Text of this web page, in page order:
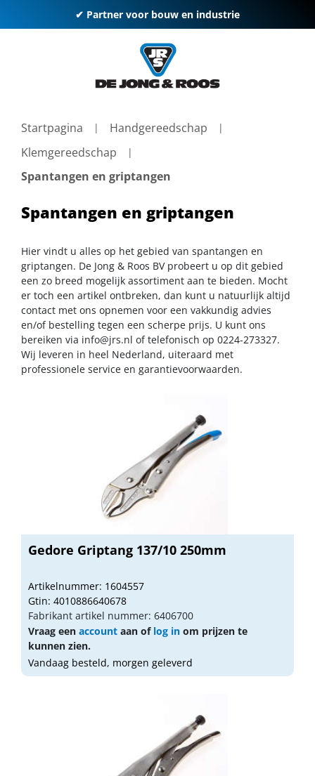
✔ Partner voor bouw en industrie
Startpagina
Handgereedschap
Klemgereedschap
Spantangen en griptangen
Spantangen en griptangen
Hier vindt u alles op het gebied van spantangen en
griptangen. De Jong & Roos BV probeert u op dit gebied
een zo breed mogelijk assortiment aan te bieden. Mocht
er toch een artikel ontbreken, dan kunt u natuurlijk altijd
contact met ons opnemen voor een vakkundig advies
en/of bestelling tegen een scherpe prijs. U kunt ons
bereiken via info@jrs.nl of telefonisch op 0224-273327.
Wij leveren in heel Nederland, uiteraard met
professionele service en garantievoorwaarden.
Gedore Griptang 137/10 250mm
Artikelnummer: 1604557
Gtin: 4010886640678
Fabrikant artikel nummer: 6406700
Vraag een account aan of log in om prijzen te
kunnen zien.
Vandaag besteld, morgen geleverd